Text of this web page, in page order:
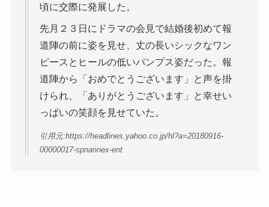
頃に交際に発展した。
先月２３日にドラマの会見で結婚後初めて報
道陣の前に姿を見せ、丈の長いシックなワン
ピースとヒールの低いパンプス姿だった。報
道陣から「おめでとうございます」と声を掛
けられ、「ありがとうございます」と幸せい
っぱいの笑顔を見せていた。
引用元:https://headlines.yahoo.co.jp/hl?a=20180916-
00000017-spnannex-ent